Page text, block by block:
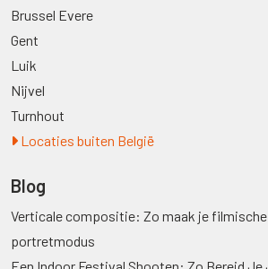
Brussel Evere
Gent
Luik
Nijvel
Turnhout
Locaties buiten België
Blog
Verticale compositie: Zo maak je filmische
portretmodus